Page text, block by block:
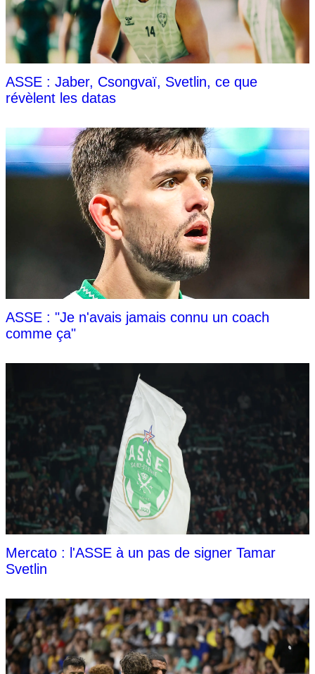
ASSE : Jaber, Csongvaï, Svetlin, ce que
révèlent les datas
ASSE : "Je n'avais jamais connu un coach
comme ça"
Mercato : l'ASSE à un pas de signer Tamar
Svetlin